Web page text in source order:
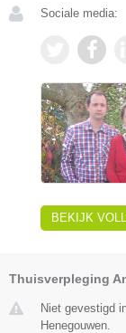
Sociale media:
BEKIJK
Thuisverpleging
Niet gevestigd
Henegouwen.